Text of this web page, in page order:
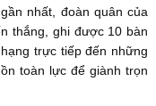
nhất, đoàn quân của
thắng, ghi được 10 bàn
trực tiếp đến những
toàn lực để giành trọn